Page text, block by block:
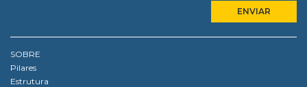
SOBRE
Pilares
Estrutura